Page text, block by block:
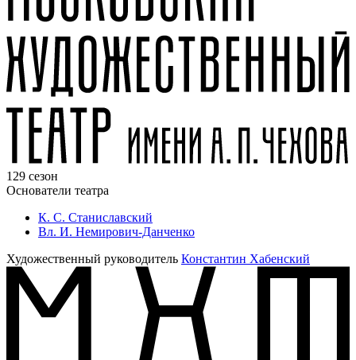
129 сезон
Основатели театра
К. С. Станиславский
Вл. И. Немирович-Данченко
Художественный руководитель Константин Хабенский